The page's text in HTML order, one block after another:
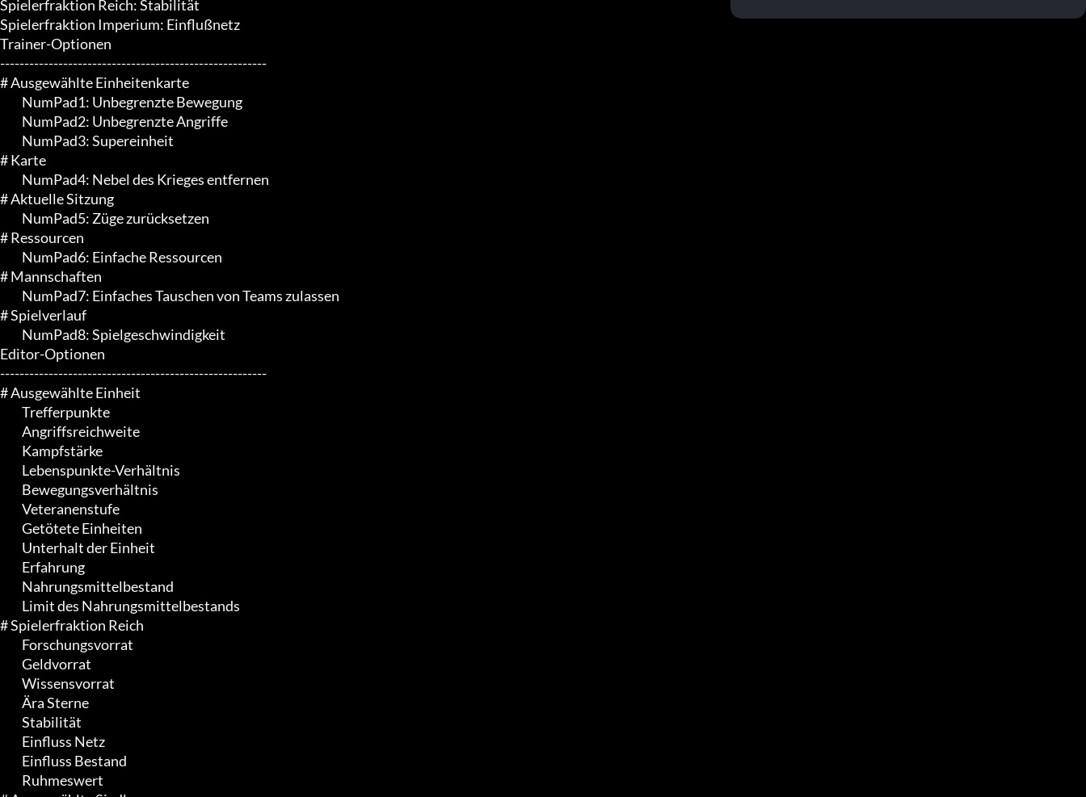
Spielerfraktion Reich: Stabilität
Spielerfraktion Imperium: Einflußnetz
Trainer-Optionen
-------------------------------------------------------
# Ausgewählte Einheitenkarte
# Karte
# Aktuelle Sitzung
# Ressourcen
# Mannschaften
# Spielverlauf
Editor-Optionen
-------------------------------------------------------
# Ausgewählte Einheit
# Spielerfraktion Reich